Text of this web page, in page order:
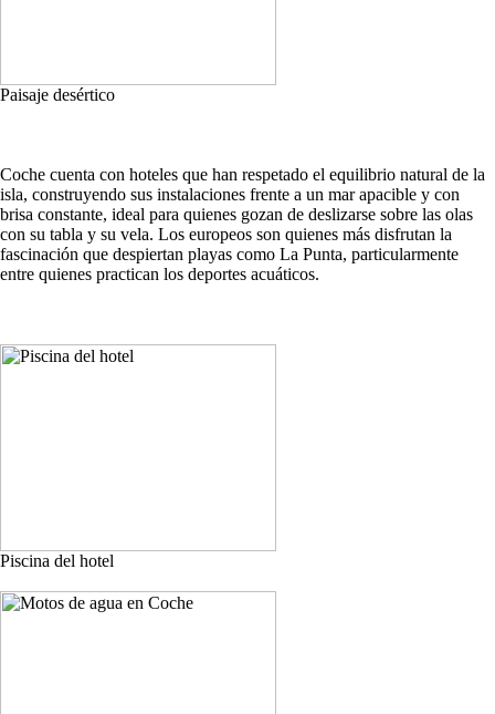
Paisaje desértico
Coche cuenta con hoteles que han respetado el equilibrio natural de la
isla, construyendo sus instalaciones frente a un mar apacible y con
brisa constante, ideal para quienes gozan de deslizarse sobre las olas
con su tabla y su vela. Los europeos son quienes más disfrutan la
fascinación que despiertan playas como La Punta, particularmente
entre quienes practican los deportes acuáticos.
Piscina del hotel